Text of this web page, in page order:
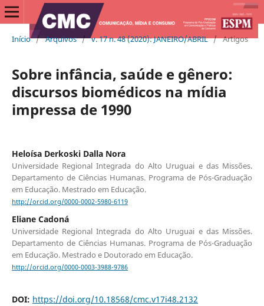
Início / Arquivos / v. 17 n. 48 (2020): JANEIRO/ABRIL / Artigos
Sobre infância, saúde e gênero:
discursos biomédicos na mídia
impressa de 1990
Heloísa Derkoski Dalla Nora
Universidade Regional Integrada do Alto Uruguai e das Missões.
Departamento de Ciências Humanas. Programa de Pós-Graduação
em Educação. Mestrado em Educação.
http://orcid.org/0000-0002-5980-6119
Eliane Cadoná
Universidade Regional Integrada do Alto Uruguai e das Missões.
Departamento de Ciências Humanas. Programa de Pós-Graduação
em Educação. Mestrado e Doutorado em Educação.
http://orcid.org/0000-0003-3988-9786
DOI: https://doi.org/10.18568/cmc.v17i48.2132